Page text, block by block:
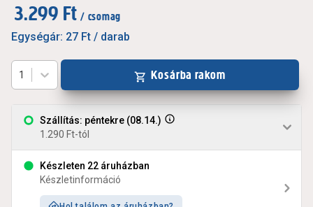
3.299 Ft / csomag
Egységár: 27 Ft / darab
Szállítás: péntekre (08.14.)
1.290 Ft-tól
Készleten 22 áruházban
Készletinformáció
1 Kosárba rakom